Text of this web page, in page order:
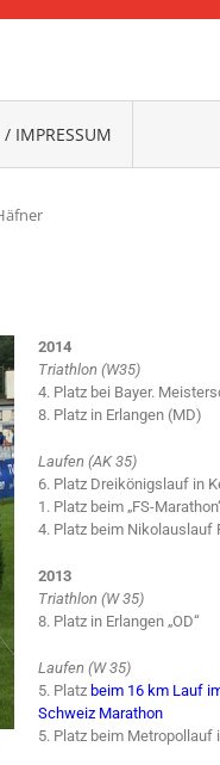
IMPRESSUM
2014
Triathlon (W35)
4. Platz bei Bayer.
8. Platz in Erlangen (MD)
Laufen (AK 35)
6. Platz Dreikönigslauf in
1. Platz beim „FS-
4. Platz beim Nikolauslauf
2013
Triathlon (W 35)
8. Platz in Erlangen „OD“
Laufen (W 35)
5. Platz beim 16 km Lauf
Schweiz Marathon
5. Platz beim Metropollauf